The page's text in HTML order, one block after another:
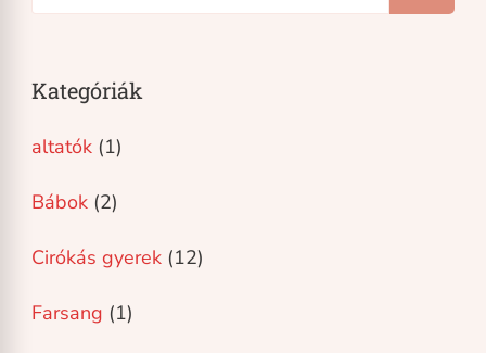
Kategóriák
altatók (1)
Bábok (2)
Cirókás gyerek (12)
Farsang (1)